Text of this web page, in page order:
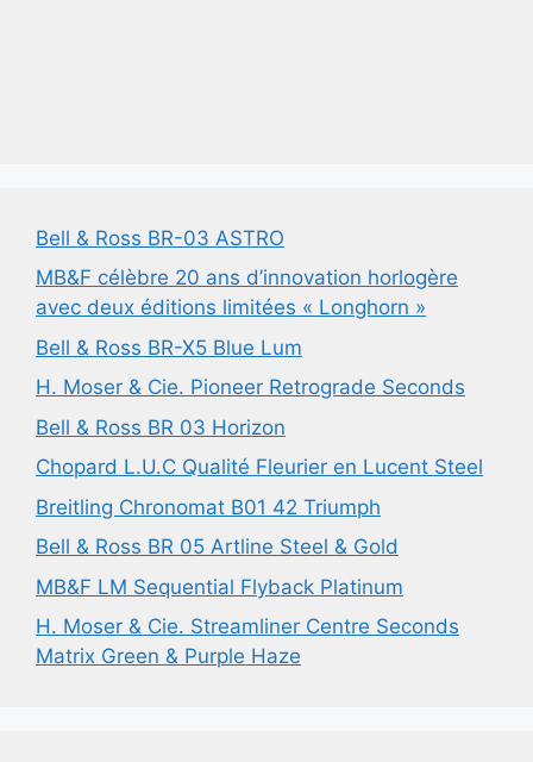
Bell & Ross BR-03 ASTRO
MB&F célèbre 20 ans d’innovation horlogère
avec deux éditions limitées « Longhorn »
Bell & Ross BR-X5 Blue Lum
H. Moser & Cie. Pioneer Retrograde Seconds
Bell & Ross BR 03 Horizon
Chopard L.U.C Qualité Fleurier en Lucent Steel
Breitling Chronomat B01 42 Triumph
Bell & Ross BR 05 Artline Steel & Gold
MB&F LM Sequential Flyback Platinum
H. Moser & Cie. Streamliner Centre Seconds
Matrix Green & Purple Haze